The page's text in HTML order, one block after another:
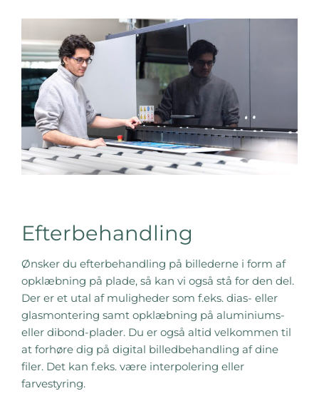
Efterbehandling
Ønsker du efterbehandling på billederne i form af
opklæbning på plade, så kan vi også stå for den del.
Der er et utal af muligheder som f.eks. dias- eller
glasmontering samt opklæbning på aluminiums-
eller dibond-plader. Du er også altid velkommen til
at forhøre dig på digital billedbehandling af dine
filer. Det kan f.eks. være interpolering eller
farvestyring.